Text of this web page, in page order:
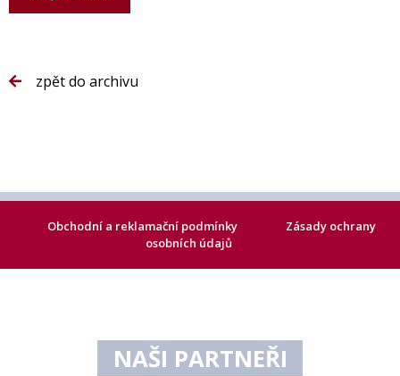
zpět do archivu
Obchodní a reklamační podmínky
Zásady ochrany
osobních údajů
NAŠI PARTNEŘI